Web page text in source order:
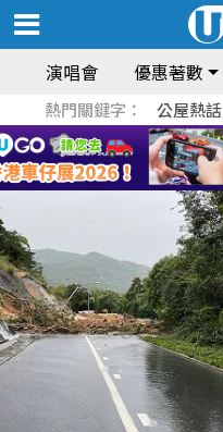
演唱會 優惠著數
熱門關鍵字： 公屋熱話